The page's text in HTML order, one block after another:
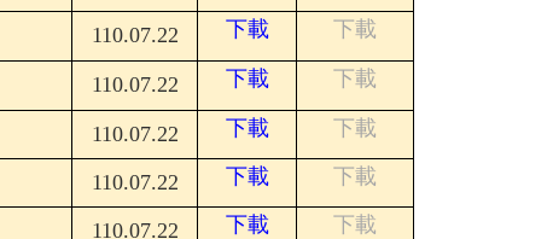
110.07.22 下載 下載
110.07.22 下載 下載
110.07.22 下載 下載
110.07.22 下載 下載
110.07.22 下載 下載